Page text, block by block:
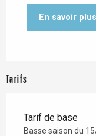
En savoir plus
Tarifs
Tarif de base
Basse saison du